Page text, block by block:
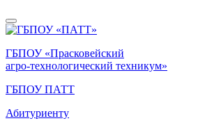
ГБПОУ «Прасковейский
агро-технологический техникум»
ГБПОУ ПАТТ
Абитуриенту